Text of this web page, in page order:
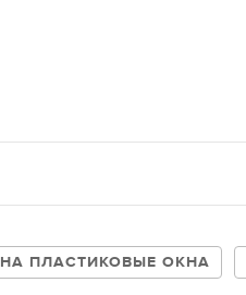
НА ПЛАСТИКОВЫЕ ОКНА